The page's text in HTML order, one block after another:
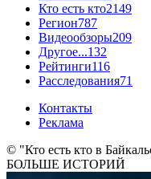
Кто есть кто2149
Регион787
Видеообзоры209
Другое...132
Рейтинги116
Расследования71
Контакты
Реклама
© "Кто есть кто в
БОЛЬШЕ ИСТОРИЙ